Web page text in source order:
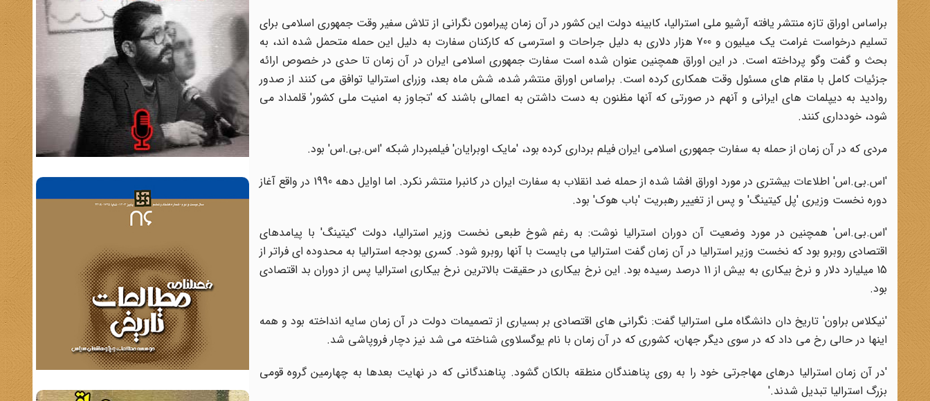
براساس اوراق تازه منتشر یافته آرشیو ملی استرالیا، کابینه دولت این کشور در آن زمان پیرامون نگرانی از تلاش سفیر وقت جمهوری اسلامی برای
تسلیم درخواست غرامت یک میلیون و 700 هزار دلاری به دلیل جراحات و استرسی که کارکنان سفارت به دلیل این حمله متحمل شده اند، به
بحث و گفت وگو پرداخته است. در این اوراق همچنین عنوان شده است سفارت جمهوری اسلامی ایران در آن زمان تا حدی در خصوص ارائه
جزئیات کامل با مقام های مسئول وقت همکاری کرده است. براساس اوراق منتشر شده، شش ماه بعد، وزرای استرالیا توافق می کنند از صدور
روادید به دیپلمات های ایرانی و آنهم در صورتی که آنها مظنون به دست داشتن به اعمالی باشند که 'تجاوز به امنیت ملی کشور' قلمداد می
شود، خودداری کنند.
مردی که در آن زمان از حمله به سفارت جمهوری اسلامی ایران فیلم برداری کرده بود، 'مایک اوبرایان' فیلمبردار شبکه 'اس.بی.اس' بود.
'اس.بی.اس' اطلاعات بیشتری در مورد اوراق افشا شده از حمله ضد انقلاب به سفارت ایران در کانبرا منتشر نکرد. اما اوایل دهه 1990 در واقع آغاز
دوره نخست وزیری 'پل کیتینگ' و پس از تغییر رهبریت 'باب هوک' بود.
'اس.بی.اس' همچنین در مورد وضعیت آن دوران استرالیا نوشت: به رغم شوخ طبعی نخست وزیر استرالیا، دولت 'کیتینگ' با پیامدهای
اقتصادی روبرو بود که نخست وزیر استرالیا در آن زمان گفت استرالیا می بایست با آنها روبرو شود. کسری بودجه استرالیا به محدوده ای فراتر از
15 میلیارد دلار و نرخ بیکاری به بیش از 11 درصد رسیده بود. این نرخ بیکاری در حقیقت بالاترین نرخ بیکاری استرالیا پس از دوران بد اقتصادی
بود.
'نیکلاس براون' تاریخ دان دانشگاه ملی استرالیا گفت: نگرانی های اقتصادی بر بسیاری از تصمیمات دولت در آن زمان سایه انداخته بود و همه
اینها در حالی رخ می داد که در سوی دیگر جهان، کشوری که در آن زمان با نام یوگسلاوی شناخته می شد نیز دچار فروپاشی شد.
'در آن زمان استرالیا درهای مهاجرتی خود را به روی پناهندگان منطقه بالکان گشود. پناهندگانی که در نهایت بعدها به چهارمین گروه قومی
بزرگ استرالیا تبدیل شدند.'